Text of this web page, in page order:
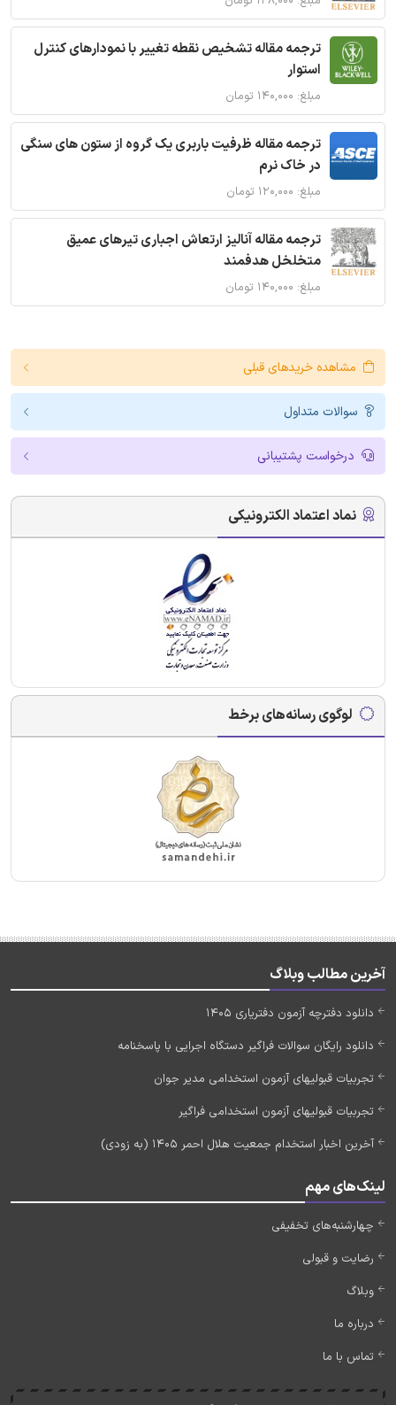
ترجمه مقاله تشخیص نقطه تغییر با نمودارهای کنترل
استوار
مبلغ: ۱۴۰,۰۰۰ تومان
ترجمه مقاله ظرفیت باربری یک گروه از ستون های سنگی
در خاک نرم
مبلغ: ۱۲۰,۰۰۰ تومان
ترجمه مقاله آنالیز ارتعاش اجباری تیرهای عمیق
متخلخل هدفمند
مبلغ: ۱۴۰,۰۰۰ تومان
مشاهده خریدهای قبلی
سوالات متداول
درخواست پشتیبانی
نماد اعتماد الکترونیکی
لوگوی رسانه‌های برخط
آخرین مطالب وبلاگ
دانلود دفترچه آزمون دفتریاری 1405
دانلود رایگان سوالات فراگیر دستگاه اجرایی با پاسخنامه
تجربیات قبولیهای آزمون استخدامی مدیر جوان
تجربیات قبولیهای آزمون استخدامی فراگیر
آخرین اخبار استخدام جمعیت هلال احمر 1405 (به زودی)
لینک‌های مهم
چهارشنبه‌های تخفیفی
رضایت و قبولی
وبلاگ
درباره ما
تماس با ما